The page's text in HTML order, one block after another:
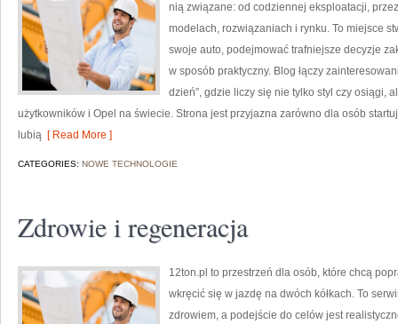
nią związane: od codziennej eksploatacji,
modelach, rozwiązaniach i rynku. To miejsce
swoje auto, podejmować trafniejsze decyzje
w sposób praktyczny. Blog łączy
dzień”, gdzie liczy się nie tylko styl czy osiągi,
użytkowników i Opel na świecie. Strona jest przyjazna zarówno dla osób
lubią [ Read More ]
CATEGORIES: NOWE TECHNOLOGIE
Zdrowie i regeneracja
12ton.pl to przestrzeń dla osób, które chcą
wkręcić się w jazdę na dwóch kółkach. To
zdrowiem, a podejście do celów jest